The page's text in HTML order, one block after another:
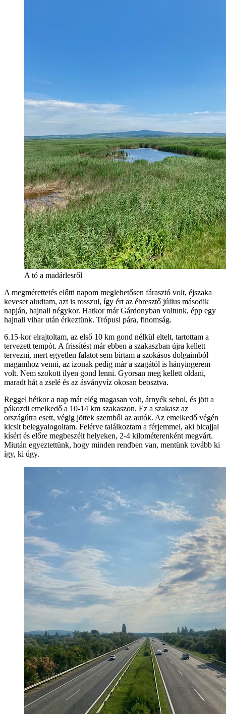
A tó a madárlesről
A megmérettetés előtti napom meglehetősen fárasztó volt, éjszaka
keveset aludtam, azt is rosszul, így ért az ébresztő július második
napján, hajnali négykor. Hatkor már Gárdonyban voltunk, épp egy
hajnali vihar után érkeztünk. Trópusi pára, finomság.
6.15-kor elrajtoltam, az első 10 km gond nélkül eltelt, tartottam a
tervezett tempót. A frissítést már ebben a szakaszban újra kellett
tervezni, mert egyetlen falatot sem bírtam a szokásos dolgaimból
magamhoz venni, az izonak pedig már a szagától is hányingerem
volt. Nem szokott ilyen gond lenni. Gyorsan meg kellett oldani,
maradt hát a zselé és az ásványvíz okosan beosztva.
Reggel hétkor a nap már elég magasan volt, árnyék sehol, és jött a
pákozdi emelkedő a 10-14 km szakaszon. Ez a szakasz az
országútra esett, végig jöttek szemből az autók. Az emelkedő végén
kicsit belegyalogoltam. Felérve találkoztam a férjemmel, aki bicajjal
kísért és előre megbeszélt helyeken, 2-4 kilométerenként megvárt.
Miután egyeztettünk, hogy minden rendben van, mentünk tovább ki
így, ki úgy.